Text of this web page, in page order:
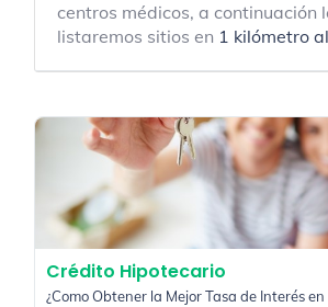
centros médicos, a continuación
listaremos sitios en 1 kilómetro
Crédito Hipotecario
¿Como Obtener la Mejor Tasa de Interés en